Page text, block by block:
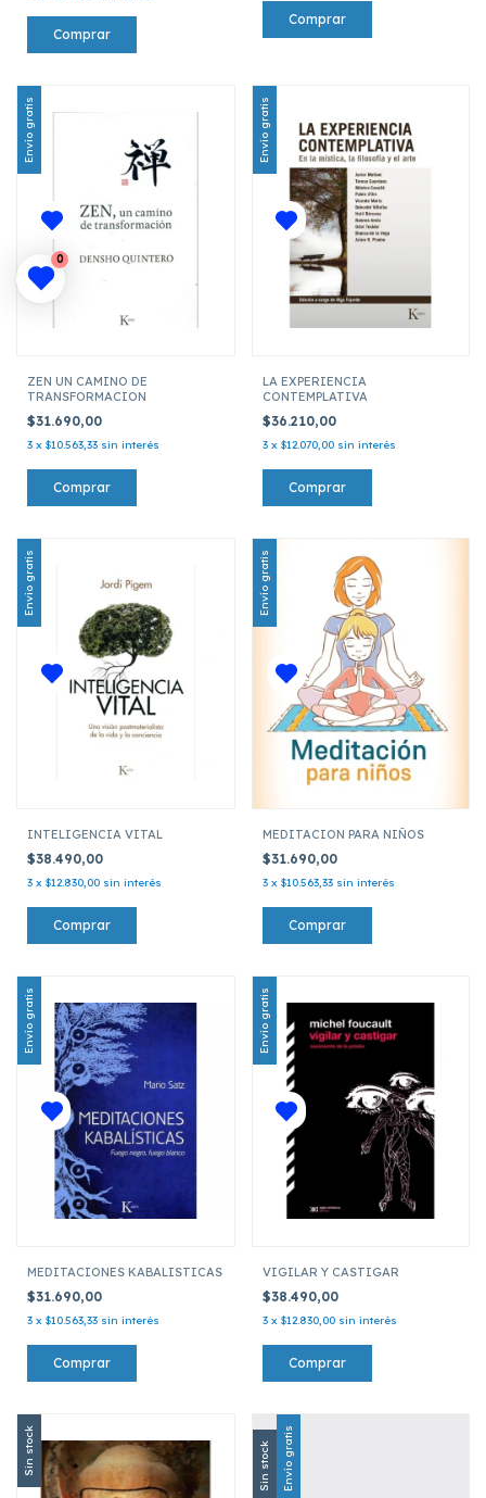
Envío gratis
ZEN UN CAMINO DE
TRANSFORMACION
$31.690,00
3 x $10.563,33 sin interés
Envío gratis
LA EXPERIENCIA
CONTEMPLATIVA
$36.210,00
3 x $12.070,00 sin interés
Envío gratis
INTELIGENCIA VITAL
$38.490,00
3 x $12.830,00 sin interés
Envío gratis
MEDITACION PARA NIÑOS
$31.690,00
3 x $10.563,33 sin interés
Envío gratis
MEDITACIONES KABALISTICAS
$31.690,00
3 x $10.563,33 sin interés
Envío gratis
VIGILAR Y CASTIGAR
$38.490,00
3 x $12.830,00 sin interés
Sin stock Sin stock Envío gratis
0